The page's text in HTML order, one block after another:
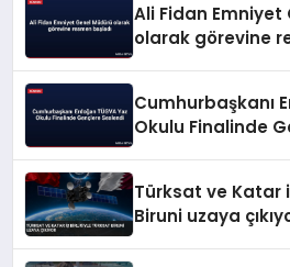
Ali Fidan Emniyet
olarak görevine
Cumhurbaşkanı
Okulu Finalinde
Türksat ve Katar
Biruni uzaya